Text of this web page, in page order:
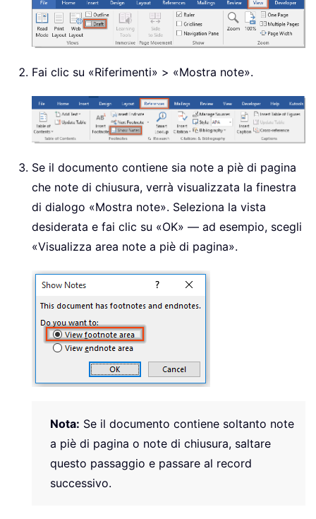
Fai clic su «Riferimenti» > «Mostra note».
Se il documento contiene sia note a piè di pagina
che note di chiusura, verrà visualizzata la finestra
di dialogo «Mostra note». Seleziona la vista
desiderata e fai clic su «OK» — ad esempio, scegli
«Visualizza area note a piè di pagina».
Nota: Se il documento contiene soltanto note
a piè di pagina o note di chiusura, saltare
questo passaggio e passare al record
successivo.